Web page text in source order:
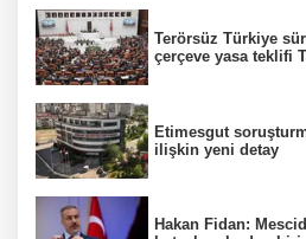
Terörsüz Türkiye
çerçeve yasa teklifi
Etimesgut
ilişkin yeni detay
Hakan Fidan: